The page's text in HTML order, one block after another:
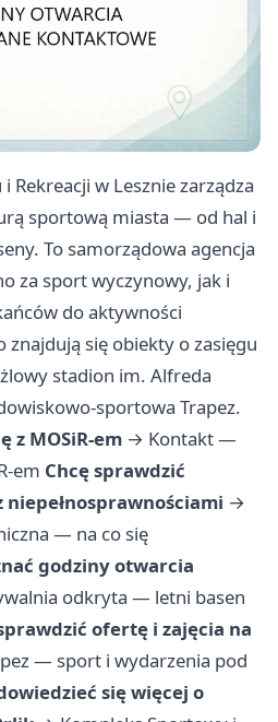
Rekreacji w Lesznie zarządza
sportową miasta — od hal i
To samorządowa agencja
za sport wyczynowy, jak i
do aktywności
się obiekty o zasięgu
stadion im. Alfreda
sportowa Trapez.
z MOSiR-em → Kontakt —
em Chcę sprawdzić
niepełnosprawnościami →
— na co się
godziny otwarcia
odkryta — letni basen
ofertę i zajęcia na
— sport i wydarzenia pod
się więcej o